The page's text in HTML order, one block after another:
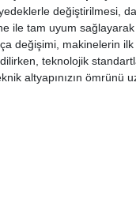
değiştirilmesi,
ile tam uyum
değişimi, makinelerin
teknolojik
altyapınızın ömrünü